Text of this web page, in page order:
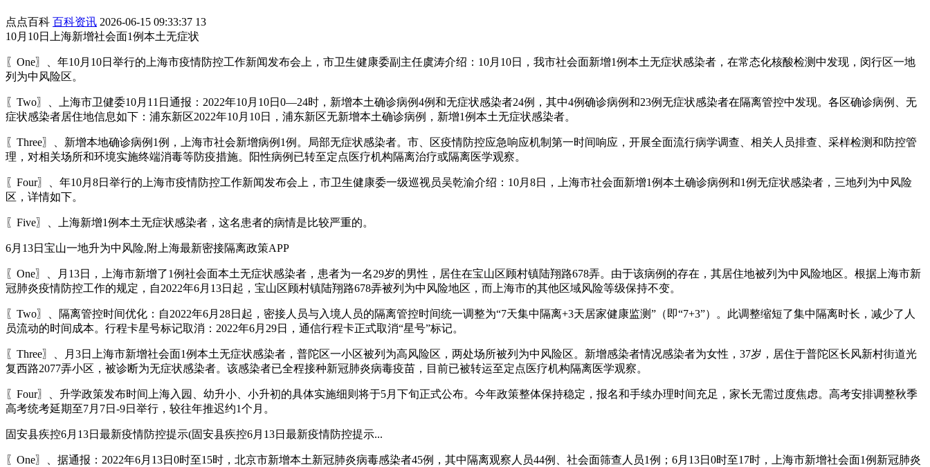
点点百科 百科资讯 2026-06-15 09:33:37 13
10月10日上海新增社会面1例本土无症状
〖One〗、年10月10日举行的上海市疫情防控工作新闻发布会上，市卫生健康委副主任虞涛介绍：10月10日，我市社会面新增1例本土无症状感染者，在常态化核酸检测中发现，闵行区一地
列为中风险区。
〖Two〗、上海市卫健委10月11日通报：2022年10月10日0—24时，新增本土确诊病例4例和无症状感染者24例，其中4例确诊病例和23例无症状感染者在隔离管控中发现。各区确诊病例、无
症状感染者居住地信息如下：浦东新区2022年10月10日，浦东新区无新增本土确诊病例，新增1例本土无症状感染者。
〖Three〗、新增本地确诊病例1例，上海市社会新增病例1例。局部无症状感染者。市、区疫情防控应急响应机制第一时间响应，开展全面流行病学调查、相关人员排查、采样检测和防控管
理，对相关场所和环境实施终端消毒等防疫措施。阳性病例已转至定点医疗机构隔离治疗或隔离医学观察。
〖Four〗、年10月8日举行的上海市疫情防控工作新闻发布会上，市卫生健康委一级巡视员吴乾渝介绍：10月8日，上海市社会面新增1例本土确诊病例和1例无症状感染者，三地列为中风险
区，详情如下。
〖Five〗、上海新增1例本土无症状感染者，这名患者的病情是比较严重的。
6月13日宝山一地升为中风险,附上海最新密接隔离政策APP
〖One〗、月13日，上海市新增了1例社会面本土无症状感染者，患者为一名29岁的男性，居住在宝山区顾村镇陆翔路678弄。由于该病例的存在，其居住地被列为中风险地区。根据上海市新
冠肺炎疫情防控工作的规定，自2022年6月13日起，宝山区顾村镇陆翔路678弄被列为中风险地区，而上海市的其他区域风险等级保持不变。
〖Two〗、隔离管控时间优化：自2022年6月28日起，密接人员与入境人员的隔离管控时间统一调整为“7天集中隔离+3天居家健康监测”（即“7+3”）。此调整缩短了集中隔离时长，减少了人
员流动的时间成本。行程卡星号标记取消：2022年6月29日，通信行程卡正式取消“星号”标记。
〖Three〗、月3日上海市新增社会面1例本土无症状感染者，普陀区一小区被列为高风险区，两处场所被列为中风险区。新增感染者情况感染者为女性，37岁，居住于普陀区长风新村街道光
复西路2077弄小区，被诊断为无症状感染者。该感染者已全程接种新冠肺炎病毒疫苗，目前已被转运至定点医疗机构隔离医学观察。
〖Four〗、升学政策发布时间上海入园、幼升小、小升初的具体实施细则将于5月下旬正式公布。今年政策整体保持稳定，报名和手续办理时间充足，家长无需过度焦虑。高考安排调整秋季
高考统考延期至7月7日-9日举行，较往年推迟约1个月。
固安县疾控6月13日最新疫情防控提示(固安县疾控6月13日最新疫情防控提示...
〖One〗、据通报：2022年6月13日0时至15时，北京市新增本土新冠肺炎病毒感染者45例，其中隔离观察人员44例、社会面筛查人员1例；6月13日0时至17时，上海市新增社会面1例新冠肺炎